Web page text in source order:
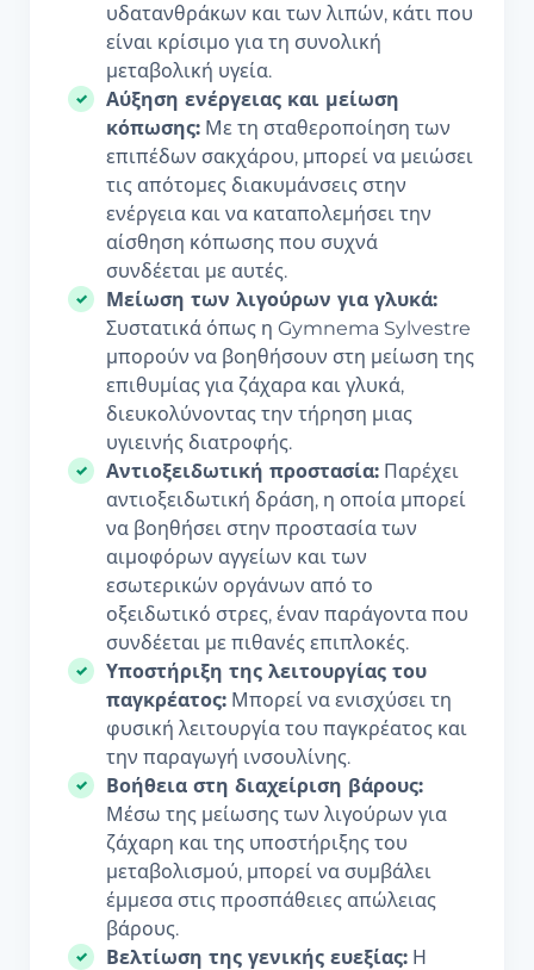
υδατανθράκων και των λιπών, κάτι που
είναι κρίσιμο για τη συνολική
μεταβολική υγεία.
Αύξηση ενέργειας και μείωση
κόπωσης: Με τη σταθεροποίηση των
επιπέδων σακχάρου, μπορεί να μειώσει
τις απότομες διακυμάνσεις στην
ενέργεια και να καταπολεμήσει την
αίσθηση κόπωσης που συχνά
συνδέεται με αυτές.
Μείωση των λιγούρων για γλυκά:
Συστατικά όπως η Gymnema Sylvestre
μπορούν να βοηθήσουν στη μείωση της
επιθυμίας για ζάχαρα και γλυκά,
διευκολύνοντας την τήρηση μιας
υγιεινής διατροφής.
Αντιοξειδωτική προστασία: Παρέχει
αντιοξειδωτική δράση, η οποία μπορεί
να βοηθήσει στην προστασία των
αιμοφόρων αγγείων και των
εσωτερικών οργάνων από το
οξειδωτικό στρες, έναν παράγοντα που
συνδέεται με πιθανές επιπλοκές.
Υποστήριξη της λειτουργίας του
παγκρέατος: Μπορεί να ενισχύσει τη
φυσική λειτουργία του παγκρέατος και
την παραγωγή ινσουλίνης.
Βοήθεια στη διαχείριση βάρους:
Μέσω της μείωσης των λιγούρων για
ζάχαρη και της υποστήριξης του
μεταβολισμού, μπορεί να συμβάλει
έμμεσα στις προσπάθειες απώλειας
βάρους.
Βελτίωση της γενικής ευεξίας: Η